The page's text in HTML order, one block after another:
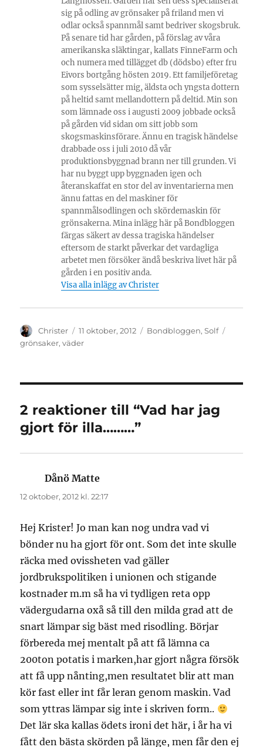
sig på odling av grönsaker på friland men vi
odlar också spannmål samt bedriver skogsbruk.
På senare tid har gården, på förslag av våra
amerikanska släktingar, kallats FinneFarm och
och numera med tillägget db (dödsbo) efter fru
Eivors bortgång hösten 2019. Ett familjeföretag
som sysselsätter mig, äldsta och yngsta dottern
på heltid samt mellandottern på deltid. Min son
som lämnade oss i augusti 2009 jobbade också
på gården vid sidan om sitt jobb som
skogsmaskinsförare. Ännu en tragisk händelse
drabbade oss i juli 2010 då vår
produktionsbyggnad brann ner till grunden. Vi
har nu byggt upp byggnaden igen och
återanskaffat en stor del av inventarierna men
ännu fattas en del maskiner för
spannmålsodlingen och skördemaskin för
grönsakerna. Mina inlägg här på Bondbloggen
färgas säkert av dessa tragiska händelser
eftersom de starkt påverkar det vardagliga
arbetet men försöker ändå beskriva livet här på
gården i en positiv anda.
Visa alla inlägg av Christer
Författare
Christer
Publicerat
den
11 oktober, 2012 Kategorier
Bondbloggen,Solf
grönsaker,väder
2 reaktioner till “Vad har jag
gjort för illa………”
Dånö Matte
12 oktober, 2012 kl. 22:17
Hej Krister! Jo man kan nog undra vad vi
bönder nu ha gjort för ont. Som det inte skulle
räcka med ovissheten vad gäller
jordbrukspolitiken i unionen och stigande
kostnader m.m så ha vi tydligen reta opp
vädergudarna oxå så till den milda grad att de
snart lämpar sig bäst med risodling. Börjar
förbereda mej mentalt på att få lämna ca
200ton potatis i marken,har gjort några försök
att få upp nånting,men resultatet blir att man
kör fast eller int får leran genom maskin. Vad
som yttras lämpar sig inte i skriven form..
Det lär ska kallas ödets ironi det här, i år ha vi
fått den bästa skörden på länge, men får den ej